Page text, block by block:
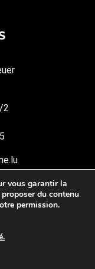
2
2026
vous garantir la
du contenu
permission.